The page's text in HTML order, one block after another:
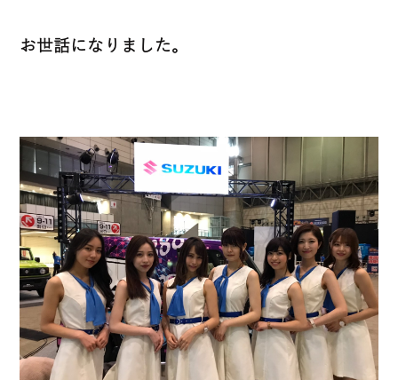
お世話になりました。